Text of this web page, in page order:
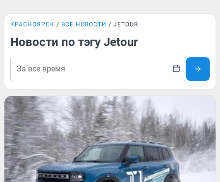
КРАСНОЯРСК ВСЕ НОВОСТИ JETOUR
Новости по тэгу Jetour